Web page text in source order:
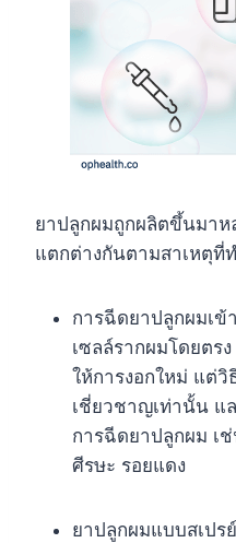
ยาปลูกผมถูกผลิตขึ้นมาห
แตกต่างกันตามสาเหตุที่
การฉีดยาปลูกผมเข้
เซลล์รากผมโดยตร
ให้การงอกใหม่ แต่
เชี่ยวชาญเท่านั้น แ
การฉีดยาปลูกผม เ
ศีรษะ รอยแดง
ยาปลูกผมแบบสเปร